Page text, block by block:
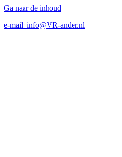
Ga naar de inhoud
e-mail: info@VR-ander.nl